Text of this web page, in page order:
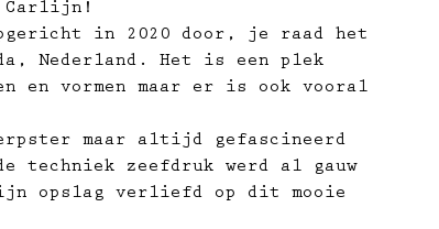
Carlijn!
in 2020 door, je raad het
Nederland. Het is een plek
en vormen maar er is ook vooral
maar altijd gefascineerd
techniek zeefdruk werd al gauw
opslag verliefd op dit mooie